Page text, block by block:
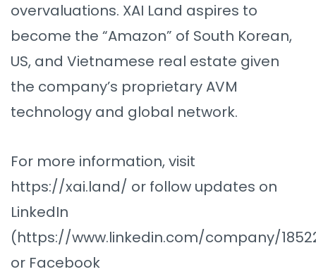
overvaluations. XAI Land aspires to
become the “Amazon” of South Korean,
US, and Vietnamese real estate given
the company’s proprietary AVM
technology and global network.
For more information, visit
https://xai.land/ or follow updates on
LinkedIn
(https://www.linkedin.com/company/
or Facebook